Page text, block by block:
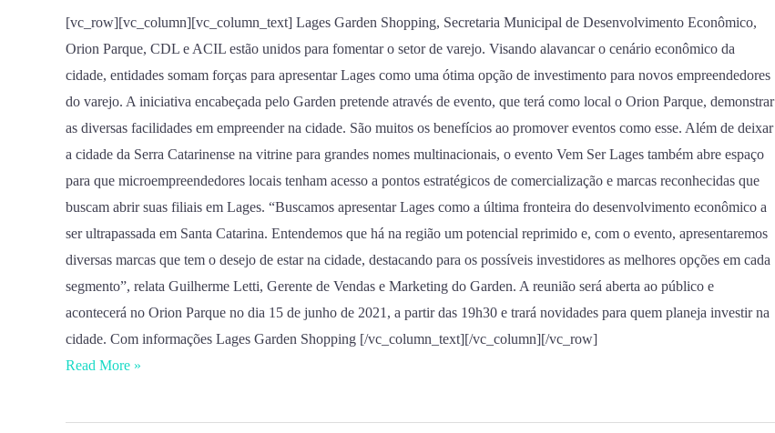
[vc_row][vc_column][vc_column_text] Lages Garden Shopping, Secretaria Municipal de Desenvolvimento Econômico,
Orion Parque, CDL e ACIL estão unidos para fomentar o setor de varejo. Visando alavancar o cenário econômico da
cidade, entidades somam forças para apresentar Lages como uma ótima opção de investimento para novos empreendedores
do varejo. A iniciativa encabeçada pelo Garden pretende através de evento, que terá como local o Orion Parque, demonstrar
as diversas facilidades em empreender na cidade. São muitos os benefícios ao promover eventos como esse. Além de deixar
a cidade da Serra Catarinense na vitrine para grandes nomes multinacionais, o evento Vem Ser Lages também abre espaço
para que microempreendedores locais tenham acesso a pontos estratégicos de comercialização e marcas reconhecidas que
buscam abrir suas filiais em Lages. “Buscamos apresentar Lages como a última fronteira do desenvolvimento econômico a
ser ultrapassada em Santa Catarina. Entendemos que há na região um potencial reprimido e, com o evento, apresentaremos
diversas marcas que tem o desejo de estar na cidade, destacando para os possíveis investidores as melhores opções em cada
segmento”, relata Guilherme Letti, Gerente de Vendas e Marketing do Garden. A reunião será aberta ao público e
acontecerá no Orion Parque no dia 15 de junho de 2021, a partir das 19h30 e trará novidades para quem planeja investir na
cidade. Com informações Lages Garden Shopping [/vc_column_text][/vc_column][/vc_row]
oferece
aos
novos
empreendedores
Read More »